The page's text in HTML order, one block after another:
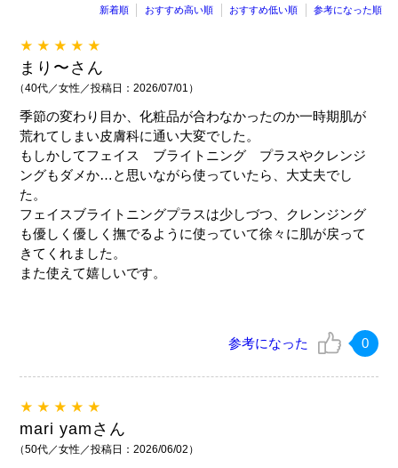
新着順 おすすめ高い順 おすすめ低い順 参考になった順
★★★★★
まり〜さん
（40代／女性／投稿日：2026/07/01）
季節の変わり目か、化粧品が合わなかったのか一時期肌が
荒れてしまい皮膚科に通い大変でした。
もしかしてフェイス ブライトニング プラスやクレンジ
ングもダメか…と思いながら使っていたら、大丈夫でし
た。
フェイスブライトニングプラスは少しづつ、クレンジング
も優しく優しく撫でるように使っていて徐々に肌が戻って
きてくれました。
また使えて嬉しいです。
参考になった 0
★★★★★
mari yamさん
（50代／女性／投稿日：2026/06/02）